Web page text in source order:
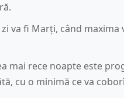
zi va fi Marți, când maxima
mai rece noapte este
cu o minimă ce va